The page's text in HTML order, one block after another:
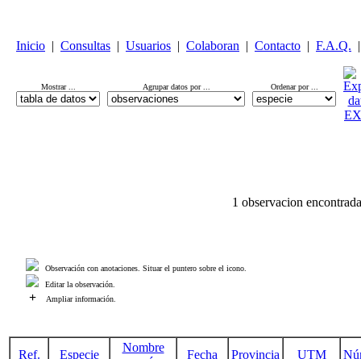
Inicio | Consultas | Usuarios | Colaboran | Contacto | F.A.Q. |
Mostrar ... Agrupar datos por ... Ordenar por ...
1 observacion
Observación con anotaciones. Situar el puntero sobre el icono.
Editar la observación.
+ Ampliar información.
Ref. Especie
Nombre
Fecha Provincia UTM